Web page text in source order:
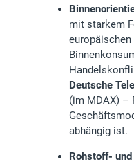
mit starkem
Deutsche
(im MDAX) –
abhängig ist.
Rohstoff-